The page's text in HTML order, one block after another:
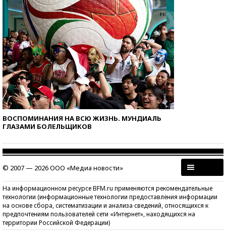
ВОСПОМИНАНИЯ НА ВСЮ ЖИЗНЬ. МУНДИАЛЬ
ГЛАЗАМИ БОЛЕЛЬЩИКОВ
© 2007 — 2026 ООО «Медиа новости»
На информационном ресурсе BFM.ru применяются рекомендательные
технологии (информационные технологии предоставления информации
на основе сбора, систематизации и анализа сведений, относящихся к
предпочтениям пользователей сети «Интернет», находящихся на
территории Российской Федерации)